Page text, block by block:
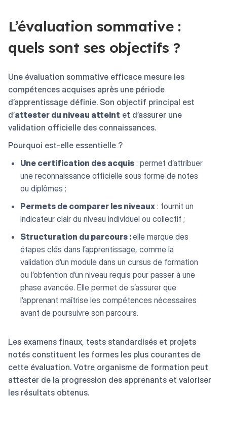
L’évaluation sommative :
quels sont ses objectifs ?
Une évaluation sommative efficace mesure les
compétences acquises après une période
d’apprentissage définie. Son objectif principal est
d’attester du niveau atteint et d’assurer une
validation officielle des connaissances.
Pourquoi est-elle essentielle ?
Une certification des acquis : permet d’attribuer
une reconnaissance officielle sous forme de notes
ou diplômes ;
Permets de comparer les niveaux : fournit un
indicateur clair du niveau individuel ou collectif ;
Structuration du parcours :elle marque des
étapes clés dans l’apprentissage, comme la
validation d’un module dans un cursus de formation
ou l’obtention d’un niveau requis pour passer à une
phase avancée. Elle permet de s’assurer que
l’apprenant maîtrise les compétences nécessaires
avant de poursuivre son parcours.
Les examens finaux, tests standardisés et projets
notés constituent les formes les plus courantes de
cette évaluation. Votre organisme de formation peut
attester de la progression des apprenants et valoriser
les résultats obtenus.